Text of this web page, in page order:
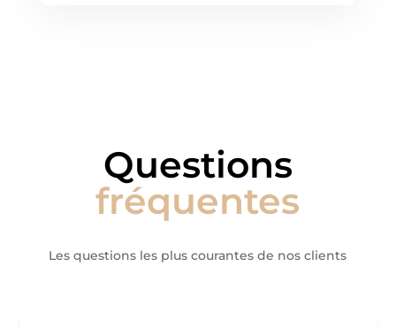
Questions
fréquentes
Les questions les plus courantes de nos clients